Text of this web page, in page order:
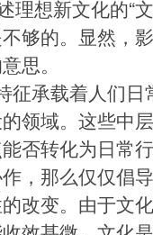
理想新文化的“
够的。显然，
思。
征承载着人们
领域。这些中
否转化为日常
，那么仅仅倡
改变。由于文